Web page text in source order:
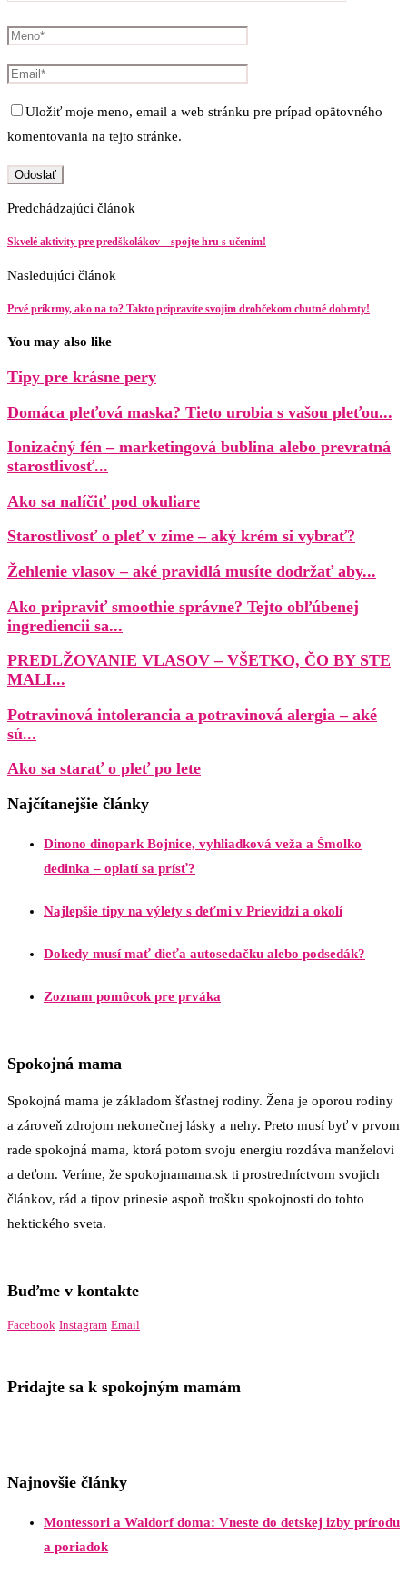
Uložiť moje meno, email a web stránku pre prípad opätovného
komentovania na tejto stránke.
Predchádzajúci článok
Skvelé aktivity pre predškolákov – spojte hru s učením!
Nasledujúci článok
Prvé príkrmy, ako na to? Takto pripravíte svojim drobčekom chutné dobroty!
You may also like
Tipy pre krásne pery
Domáca pleťová maska? Tieto urobia s vašou pleťou...
Ionizačný fén – marketingová bublina alebo prevratná
starostlivosť...
Ako sa nalíčiť pod okuliare
Starostlivosť o pleť v zime – aký krém si vybrať?
Žehlenie vlasov – aké pravidlá musíte dodržať aby...
Ako pripraviť smoothie správne? Tejto obľúbenej
ingrediencii sa...
PREDLŽOVANIE VLASOV – VŠETKO, ČO BY STE
MALI...
Potravinová intolerancia a potravinová alergia – aké
sú...
Ako sa starať o pleť po lete
Najčítanejšie články
Dinono dinopark Bojnice, vyhliadková veža a Šmolko
dedinka – oplatí sa prísť?
Najlepšie tipy na výlety s deťmi v Prievidzi a okolí
Dokedy musí mať dieťa autosedačku alebo podsedák?
Zoznam pomôcok pre prváka
Spokojná mama
Spokojná mama je základom šťastnej rodiny. Žena je oporou rodiny
a zároveň zdrojom nekonečnej lásky a nehy. Preto musí byť v prvom
rade spokojná mama, ktorá potom svoju energiu rozdáva manželovi
a deťom. Veríme, že spokojnamama.sk ti prostredníctvom svojich
článkov, rád a tipov prinesie aspoň trošku spokojnosti do tohto
hektického sveta.
Buďme v kontakte
Facebook Instagram Email
Pridajte sa k spokojným mamám
Najnovšie články
Montessori a Waldorf doma: Vneste do detskej izby prírodu
a poriadok